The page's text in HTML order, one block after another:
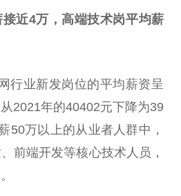
接近4万，高端技术岗平均薪
行业新发岗位的平均薪资呈
2021年的40402元下降为39
50万以上的从业者人群中，
前端开发等核心技术人员，